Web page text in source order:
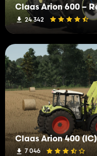
24 342
Claas Arion 400 (IC)
7 046